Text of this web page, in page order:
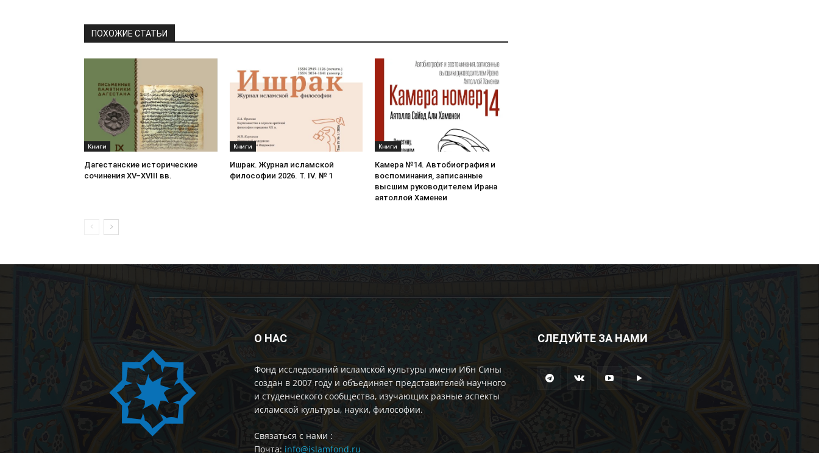
ПОХОЖИЕ СТАТЬИ
Книги
Дагестанские исторические
сочинения XV–XVIII вв.
Книги
Ишрак. Журнал исламской
философии 2026. Т. IV. № 1
Книги
Камера №14. Автобиография и
воспоминания, записанные
высшим руководителем Ирана
аятоллой Хаменеи
О НАС
Фонд исследований исламской культуры имени Ибн Сины
создан в 2007 году и объединяет представителей научного
и студенческого сообщества, изучающих разные аспекты
исламской культуры, науки, философии.
Cвязаться с нами :
Почта: info@islamfond.ru
СЛЕДУЙТЕ ЗА НАМИ